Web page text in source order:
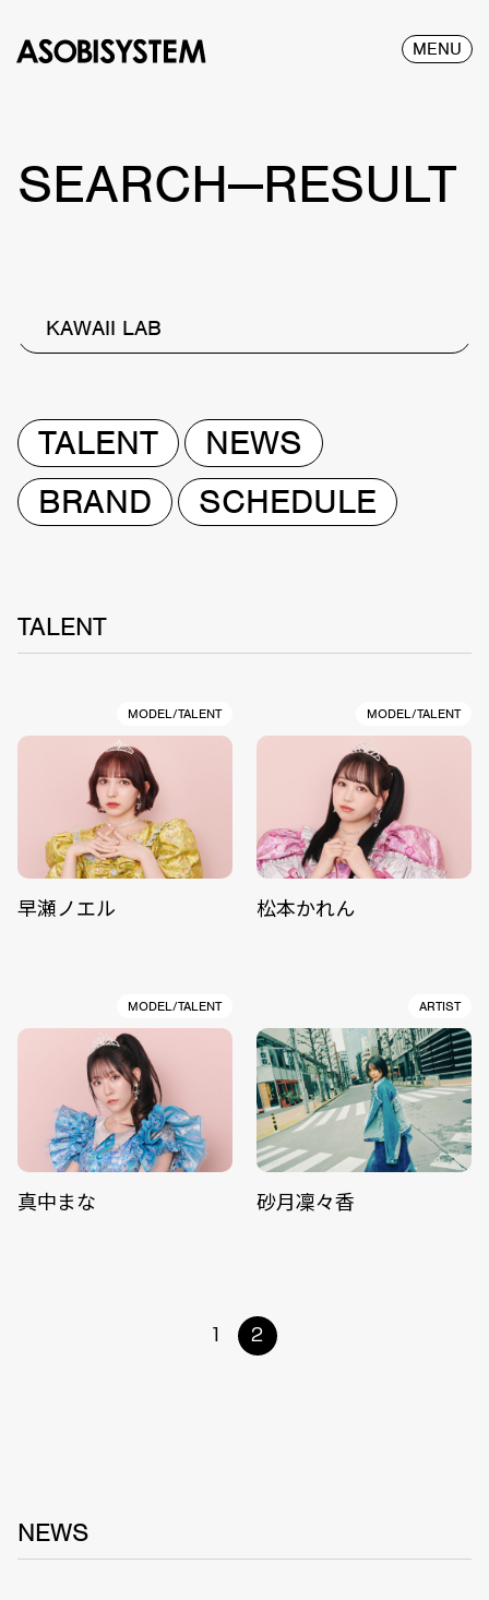
MENU
SEARCH—RESULT
KAWAII LAB
TALENT
NEWS
BRAND
SCHEDULE
TALENT
MODEL/TALENT
早瀬ノエル
MODEL/TALENT
松本かれん
MODEL/TALENT
真中まな
ARTIST
砂月凜々香
1 2
NEWS